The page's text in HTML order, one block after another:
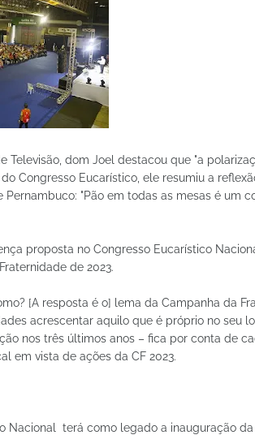
Televisão, dom Joel destacou que "a
Congresso Eucarístico, ele resumiu a
Pernambuco: "Pão em todas as mesas é um
proposta no Congresso Eucarístico
de 2023.
[A resposta é o] lema da Campanha da
acrescentar aquilo que é próprio no seu
nos três últimos anos – fica por conta de
em vista de ações da CF 2023.
Nacional terá como legado a inauguração